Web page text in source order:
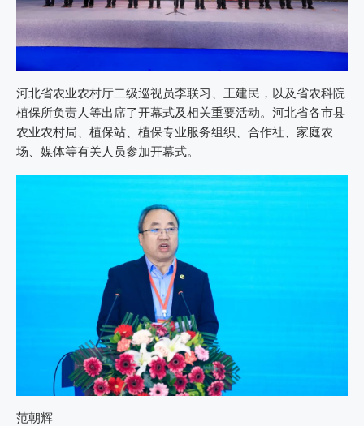
河北省农业农村厅二级巡视员李联习、王建民，以及省农科院
植保所负责人等出席了开幕式及相关重要活动。河北省各市县
农业农村局、植保站、植保专业服务组织、合作社、家庭农
场、媒体等有关人员参加开幕式。
范朝辉